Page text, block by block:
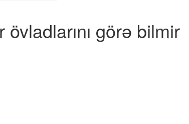
övladlarını görə bilmir